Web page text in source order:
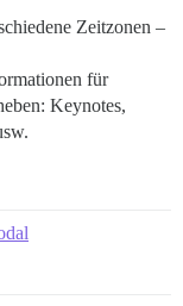
Zeitzonen –
für
Keynotes,